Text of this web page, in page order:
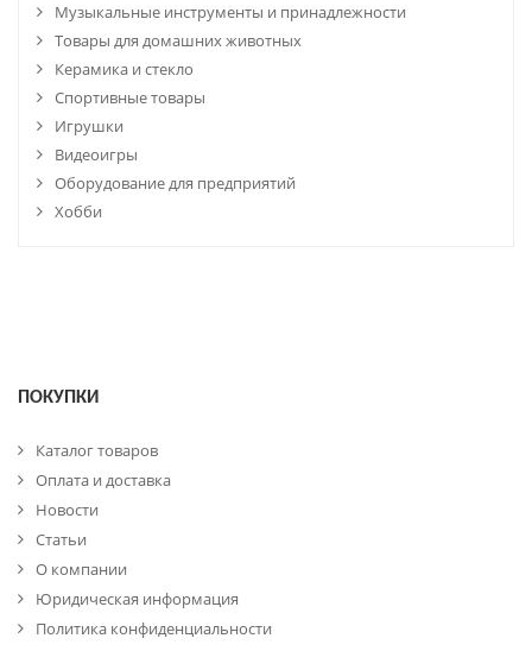
Музыкальные инструменты и принадлежности
Товары для домашних животных
Керамика и стекло
Спортивные товары
Игрушки
Видеоигры
Оборудование для предприятий
Хобби
ПОКУПКИ
Каталог товаров
Оплата и доставка
Новости
Статьи
О компании
Юридическая информация
Политика конфиденциальности